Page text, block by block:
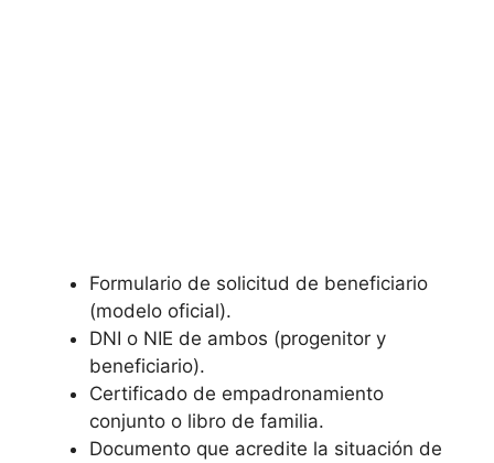
Formulario de solicitud de beneficiario
(modelo oficial).
DNI o NIE de ambos (progenitor y
beneficiario).
Certificado de empadronamiento
conjunto o libro de familia.
Documento que acredite la situación de